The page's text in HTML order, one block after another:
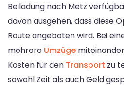
Beiladung nach Metz
davon ausgehen, dass diese
Route angeboten wird. Bei
mehrere Umzüge
Kosten für den Transport zu
sowohl Zeit als auch Geld